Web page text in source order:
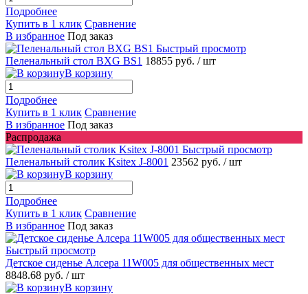
Подробнее
Купить в 1 клик Сравнение
В избранное Под заказ
Быстрый просмотр
Пеленальный стол BXG BS1 18855 руб. / шт
В корзину
Подробнее
Купить в 1 клик Сравнение
В избранное Под заказ
Распродажа
Быстрый просмотр
Пеленальный столик Ksitex J-8001 23562 руб. / шт
В корзину
Подробнее
Купить в 1 клик Сравнение
В избранное Под заказ
Быстрый просмотр
Детское сиденье Алсера 11W005 для общественных мест
8848.68 руб. / шт
В корзину